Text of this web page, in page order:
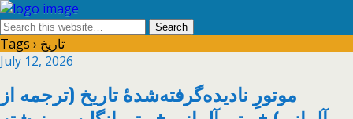
Tags › تاریخ
July 12, 2026
موتورِ نادیده‌گرفته‌شدهٔ تاریخ (ترجمه از